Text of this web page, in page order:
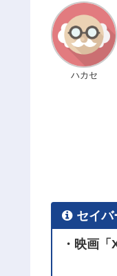
ハカセ
セイ
・映画